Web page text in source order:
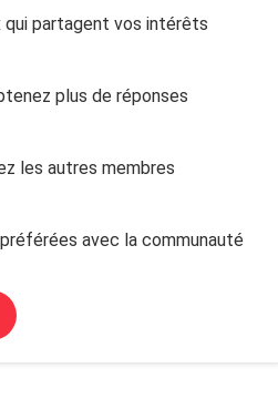
partagent vos intérêts
plus de réponses
les autres membres
avec la communauté